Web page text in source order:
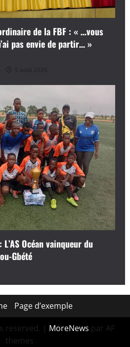
de la FBF : « …vous
pas envie de partir… »
5 août 2026
Océan vainqueur du
Gbété
Page d’exemple
reserved. | MoreNews par AF
themes